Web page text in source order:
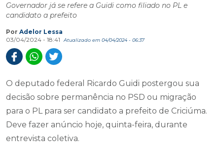
Governador já se refere a Guidi como filiado no PL e
candidato a prefeito
Por Adelor Lessa
03/04/2024 - 18:41
Atualizado em 04/04/2024 - 06:37
O deputado federal Ricardo Guidi postergou sua
decisão sobre permanência no PSD ou migração
para o PL para ser candidato a prefeito de Criciúma.
Deve fazer anúncio hoje, quinta-feira, durante
entrevista coletiva.